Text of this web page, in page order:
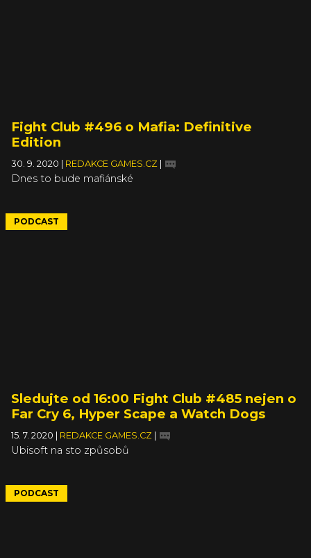
Fight Club #496 o Mafia: Definitive
Edition
30. 9. 2020 REDAKCE GAMES.CZ
Dnes to bude mafiánské
PODCAST
Sledujte od 16:00 Fight Club #485 nejen o
Far Cry 6, Hyper Scape a Watch Dogs
15. 7. 2020 REDAKCE GAMES.CZ
Ubisoft na sto způsobů
PODCAST